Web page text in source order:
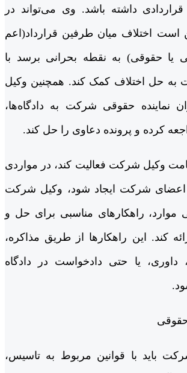
داشته باشد. وی می‌تواند در
اختلاف میان طرفین قرارداد(اعم
یا حقوقی) به نقطه بحرانی برسد با
به حل اختلاف کمک کند. همچنین وکیل
نماینده حقوقی شرکت به دادگاه‌ها،
کرده و پرونده دعاوی را حل کند.
وکیل شرکت فعالیت کند، در مواردی
اعضای شرکت ایجاد شود، وکیل شرکت
موارد، راهکارهای مناسبی برای حل و
کند. این راهکارها از طریق مذاکره،
داوری، یا حتی دادخواست در دادگاه
باید با قوانین مربوط به تاسیس،